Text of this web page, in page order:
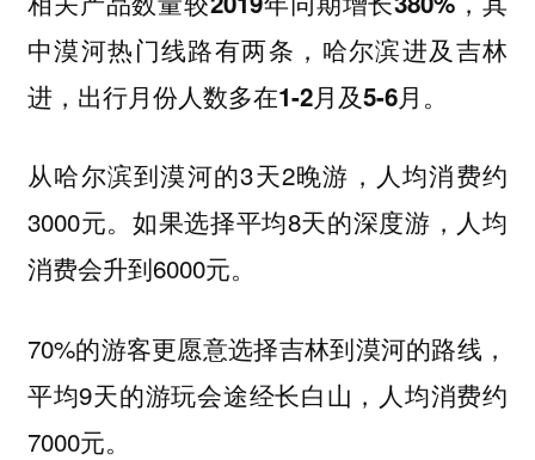
中漠河热门线路有两条，哈尔滨进及吉林
进，出行月份人数多在1-2月及5-6月。
从哈尔滨到漠河的3天2晚游，人均消费约
3000元。如果选择平均8天的深度游，人均
消费会升到6000元。
70%的游客更愿意选择吉林到漠河的路线，
平均9天的游玩会途经长白山，人均消费约
7000元。